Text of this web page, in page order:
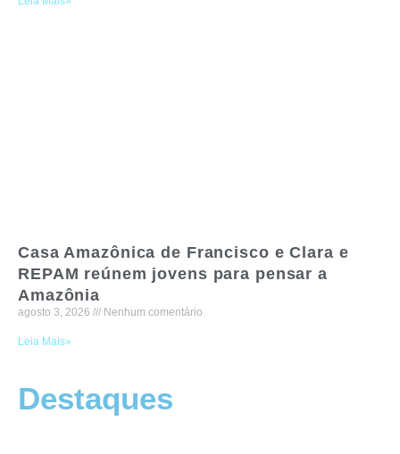
Casa Amazônica de Francisco e Clara e
REPAM reúnem jovens para pensar a
Amazônia
agosto 3, 2026 Nenhum comentário
Leia Mais»
Destaques